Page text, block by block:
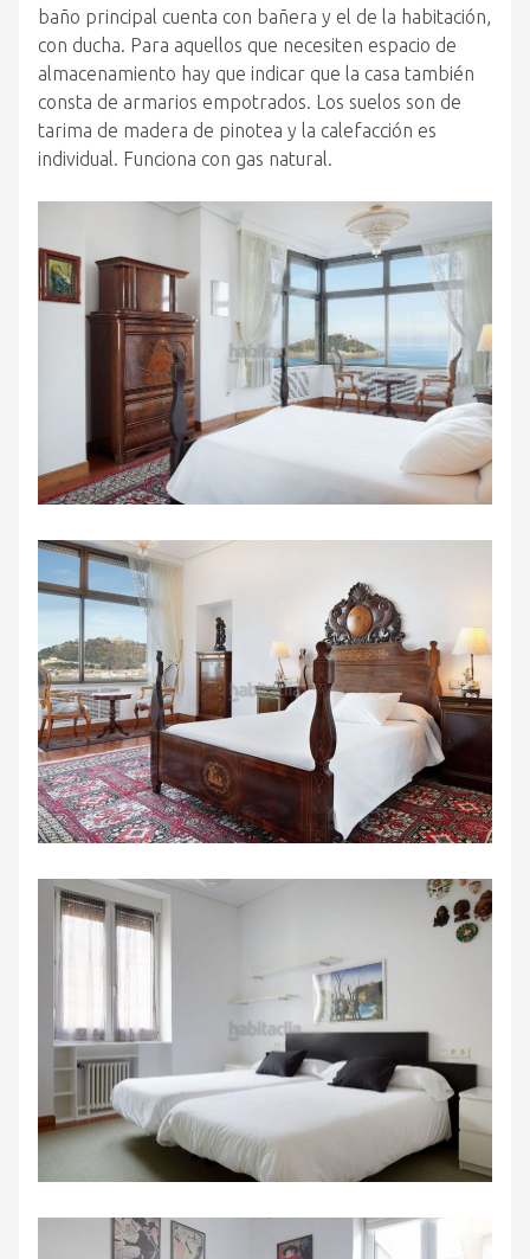
baño principal cuenta con bañera y el de la habitación,
con ducha. Para aquellos que necesiten espacio de
almacenamiento hay que indicar que la casa también
consta de armarios empotrados. Los suelos son de
tarima de madera de pinotea y la calefacción es
individual. Funciona con gas natural.